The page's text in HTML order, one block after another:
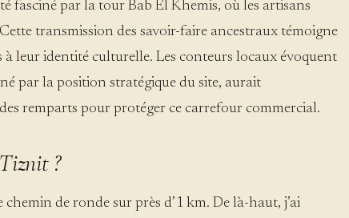
fasciné par la tour Bab El Khemis, où les artisans
transmission des savoir-faire ancestraux témoigne
leur identité culturelle. Les conteurs locaux évoquent
par la position stratégique du site, aurait
remparts pour protéger ce carrefour commercial.
?
chemin de ronde sur près d’1 km. De là-haut, j’ai